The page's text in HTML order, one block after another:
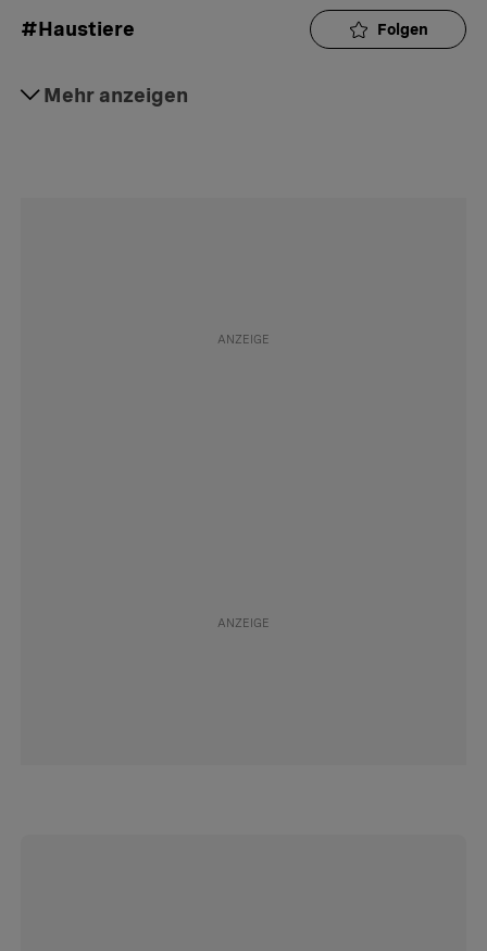
#Haustiere Folgen
Mehr anzeigen
#Tierquälerei